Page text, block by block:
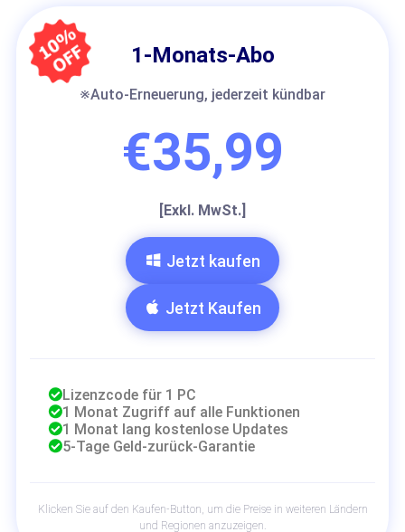
1-Monats-Abo
※Auto-Erneuerung, jederzeit kündbar
€35,99
[Exkl. MwSt.]
Jetzt kaufen
Jetzt Kaufen
Lizenzcode für 1 PC
1 Monat Zugriff auf alle Funktionen
1 Monat lang kostenlose Updates
5-Tage Geld-zurück-Garantie
Klicken Sie auf den Kaufen-Button, um die Preise in weiteren Ländern
und Regionen anzuzeigen.